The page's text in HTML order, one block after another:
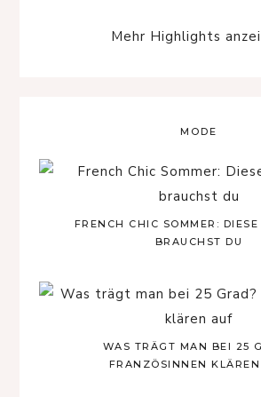
Mehr Highlights
MODE
FRENCH CHIC SOMMER:
BRAUCHST DU
WAS TRÄGT MAN BEI 25
FRANZÖSINNEN